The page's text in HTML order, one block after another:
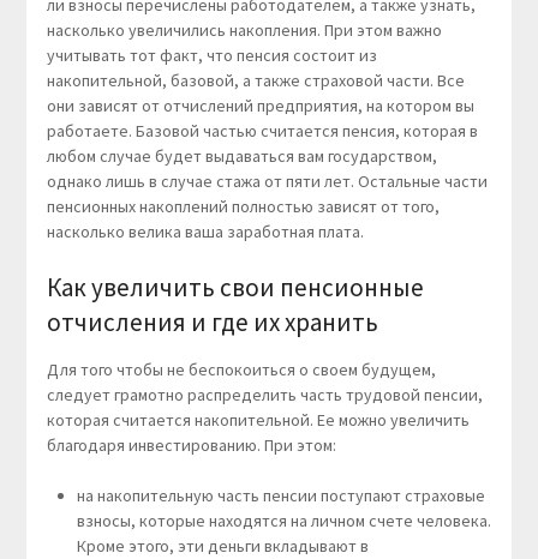
ли взносы перечислены работодателем, а также узнать,
насколько увеличились накопления. При этом важно
учитывать тот факт, что пенсия состоит из
накопительной, базовой, а также страховой части. Все
они зависят от отчислений предприятия, на котором вы
работаете. Базовой частью считается пенсия, которая в
любом случае будет выдаваться вам государством,
однако лишь в случае стажа от пяти лет. Остальные части
пенсионных накоплений полностью зависят от того,
насколько велика ваша заработная плата.
Как увеличить свои пенсионные
отчисления и где их хранить
Для того чтобы не беспокоиться о своем будущем,
следует грамотно распределить часть трудовой пенсии,
которая считается накопительной. Ее можно увеличить
благодаря инвестированию. При этом:
на накопительную часть пенсии поступают страховые
взносы, которые находятся на личном счете человека.
Кроме этого, эти деньги вкладывают в